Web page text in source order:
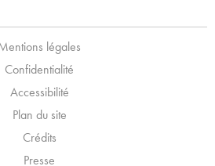
légales
Confidentialité
Accessibilité
Plan du site
Crédits
Presse